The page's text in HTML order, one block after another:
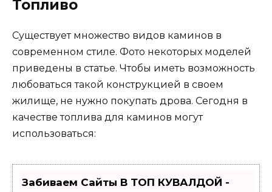
Топливо
Существует множество видов каминов в
современном стиле. Фото некоторых моделей
приведены в статье. Чтобы иметь возможность
любоваться такой конструкцией в своем
жилище, не нужно покупать дрова. Сегодня в
качестве топлива для каминов могут
использоваться:
Забиваем Сайты В ТОП КУВАЛДОЙ -